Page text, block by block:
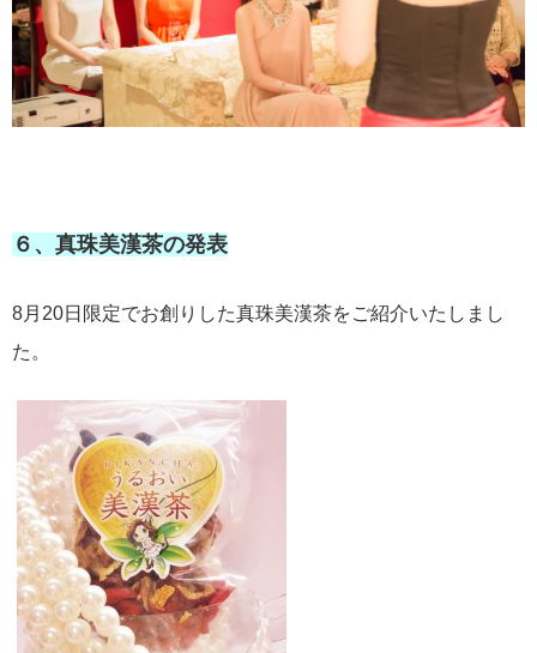
６、真珠美漢茶の発表
8月20日限定でお創りした真珠美漢茶をご紹介いたしまし
た。